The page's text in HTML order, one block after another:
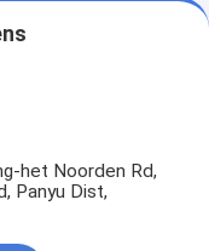
het Noorden Rd,
Panyu Dist,